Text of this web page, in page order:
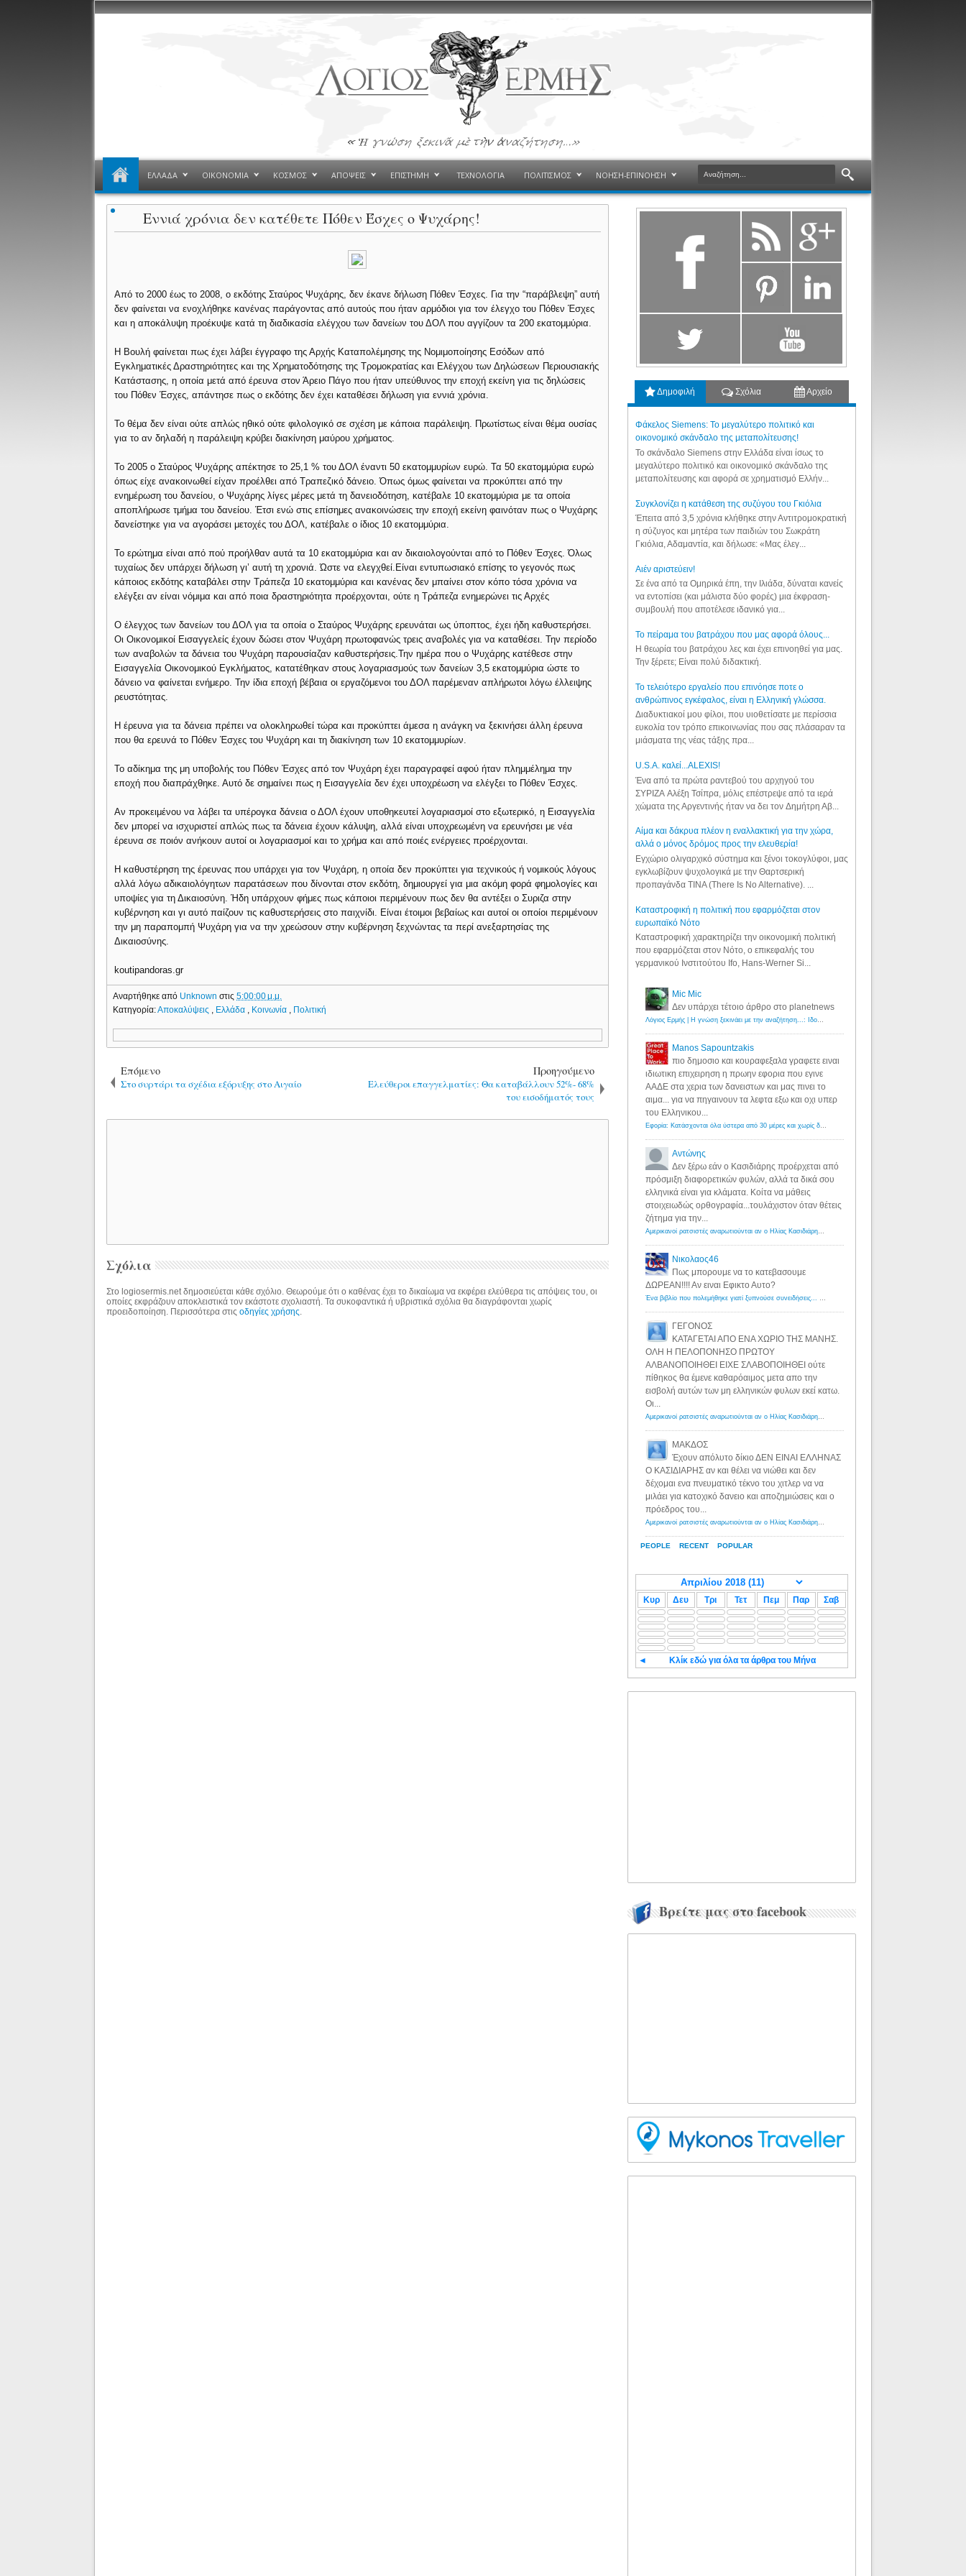
ΕΛΛΑΔΑ ΟΙΚΟΝΟΜΙΑ ΚΟΣΜΟΣ ΑΠΟΨΕΙΣ ΕΠΙΣΤΗΜΗ ΤΕΧΝΟΛΟΓΙΑ ΠΟΛΙΤΙΣΜΟΣ ΝΟΗΣΗ-ΕΠΙΝΟΗΣΗ
Εννιά χρόνια δεν κατέθετε Πόθεν Έσχες ο Ψυχάρης!
Από το 2000 έως το 2008, ο εκδότης Σταύρος Ψυχάρης, δεν έκανε δήλωση Πόθεν Έσχες. Για την “παράβλεψη” αυτή
δεν φαίνεται να ενοχλήθηκε κανένας παράγοντας από αυτούς που ήταν αρμόδιοι για τον έλεγχο του Πόθεν Έσχες
και η αποκάλυψη προέκυψε κατά τη διαδικασία ελέγχου των δανείων του ΔΟΛ που αγγίζουν τα 200 εκατομμύρια.
Η Βουλή φαίνεται πως έχει λάβει έγγραφο της Αρχής Καταπολέμησης της Νομιμοποίησης Εσόδων από
Εγκληματικές Δραστηριότητες και της Χρηματοδότησης της Τρομοκρατίας και Ελέγχου των Δηλώσεων Περιουσιακής
Κατάστασης, η οποία μετά από έρευνα στον Άρειο Πάγο που ήταν υπεύθυνος την εποχή εκείνη για τις δηλώσεις
του Πόθεν Έσχες, απάντησε πως ο εκδότης δεν έχει καταθέσει δήλωση για εννιά χρόνια.
Το θέμα δεν είναι ούτε απλώς ηθικό ούτε φιλολογικό σε σχέση με κάποια παράλειψη. Πρωτίστως είναι θέμα ουσίας
για το αν δηλαδή η παράλειψη κρύβει διακίνηση μαύρου χρήματος.
Το 2005 ο Σταύρος Ψυχάρης απέκτησε το 25,1 % του ΔΟΛ έναντι 50 εκατομμυρίων ευρώ. Τα 50 εκατομμύρια ευρώ
όπως είχε ανακοινωθεί είχαν προέλθει από Τραπεζικό δάνειο. Όπως όμως φαίνεται να προκύπτει από την
ενημέρωση του δανείου, ο Ψυχάρης λίγες μέρες μετά τη δανειοδότηση, κατέβαλε 10 εκατομμύρια με τα οποία
αποπλήρωσε τμήμα του δανείου. Έτσι ενώ στις επίσημες ανακοινώσεις την εποχή εκείνη φαινόταν πως ο Ψυχάρης
δανείστηκε για να αγοράσει μετοχές του ΔΟΛ, κατέβαλε ο ίδιος 10 εκατομμύρια.
Το ερώτημα είναι από πού προήλθαν αυτά τα 10 εκατομμύρια και αν δικαιολογούνται από το Πόθεν Έσχες. Όλως
τυχαίως δεν υπάρχει δήλωση γι’ αυτή τη χρονιά. Ώστε να ελεγχθεί.Είναι εντυπωσιακό επίσης το γεγονός πως
κάποιος εκδότης καταβάλει στην Τράπεζα 10 εκατομμύρια και κανένας δεν μπαίνει στον κόπο τόσα χρόνια να
ελέγξει αν είναι νόμιμα και από ποια δραστηριότητα προέρχονται, ούτε η Τράπεζα ενημερώνει τις Αρχές
Ο έλεγχος των δανείων του ΔΟΛ για τα οποία ο Σταύρος Ψυχάρης ερευνάται ως ύποπτος, έχει ήδη καθυστερήσει.
Οι Οικονομικοί Εισαγγελείς έχουν δώσει στον Ψυχάρη πρωτοφανώς τρεις αναβολές για να καταθέσει. Την περίοδο
των αναβολών τα δάνεια του Ψυχάρη παρουσίαζαν καθυστερήσεις.Την ημέρα που ο Ψυχάρης κατέθεσε στην
Εισαγγελία Οικονομικού Εγκλήματος, κατατέθηκαν στους λογαριασμούς των δανείων 3,5 εκατομμύρια ώστε το
δάνειο να φαίνεται ενήμερο. Την ίδια εποχή βέβαια οι εργαζόμενοι του ΔΟΛ παρέμεναν απλήρωτοι λόγω έλλειψης
ρευστότητας.
Η έρευνα για τα δάνεια πρέπει να ολοκληρωθεί τώρα και προκύπτει άμεσα η ανάγκη να ξεκινήσει άλλη έρευνα
που θα ερευνά το Πόθεν Έσχες του Ψυχάρη και τη διακίνηση των 10 εκατομμυρίων.
Το αδίκημα της μη υποβολής του Πόθεν Έσχες από τον Ψυχάρη έχει παραγραφεί αφού ήταν πλημμέλημα την
εποχή που διαπράχθηκε. Αυτό δε σημαίνει πως η Εισαγγελία δεν έχει υποχρέωση να ελέγξει το Πόθεν Έσχες.
Αν προκειμένου να λάβει τα υπέρογκα δάνεια ο ΔΟΛ έχουν υποθηκευτεί λογαριασμοί στο εξωτερικό, η Εισαγγελία
δεν μπορεί να ισχυριστεί απλώς πως τα δάνεια έχουν κάλυψη, αλλά είναι υποχρεωμένη να ερευνήσει με νέα
έρευνα σε ποιόν ανήκουν αυτοί οι λογαριασμοί και το χρήμα και από ποιές ενέργειες προέρχονται.
Η καθυστέρηση της έρευνας που υπάρχει για τον Ψυχάρη, η οποία δεν προκύπτει για τεχνικούς ή νομικούς λόγους
αλλά λόγω αδικαιολόγητων παρατάσεων που δίνονται στον εκδότη, δημιουργεί για μια ακόμη φορά φημολογίες και
υποψίες για τη Δικαιοσύνη. Ήδη υπάρχουν φήμες πως κάποιοι περιμένουν πως δεν θα αντέξει ο Συριζα στην
κυβέρνηση και γι αυτό παίζουν τις καθυστερήσεις στο παιχνίδι. Είναι έτοιμοι βεβαίως και αυτοί οι οποίοι περιμένουν
την μη παραπομπή Ψυχάρη για να την χρεώσουν στην κυβέρνηση ξεχνώντας τα περί ανεξαρτησίας της
Δικαιοσύνης.
koutipandoras.gr
Αναρτήθηκε από Unknownστις5:00:00 μ.μ.
Κατηγορία:Αποκαλύψεις Ελλάδα Κοινωνία Πολιτική
Επόμενο
Στο συρτάρι τα σχέδια εξόρυξης στο Αιγαίο
Προηγούμενο
Ελεύθεροι επαγγελματίες: Θα καταβάλλουν 52%- 68%
του εισοδήματός τους
Σχόλια
Στο logiosermis.net δημοσιεύεται κάθε σχόλιο. Θεωρούμε ότι ο καθένας έχει το δικαίωμα να εκφέρει ελεύθερα τις απόψεις του, οι
οποίες εκφράζουν αποκλειστικά τον εκάστοτε σχολιαστή. Τα συκοφαντικά ή υβριστικά σχόλια θα διαγράφονται χωρίς
προειδοποίηση. Περισσότερα στιςοδηγίες χρήσης
Δημοφιλή Σχόλια Αρχείο
Φάκελος Siemens: Το μεγαλύτερο πολιτικό και
οικονομικό σκάνδαλο της μεταπολίτευσης!
Το σκάνδαλο Siemens στην Ελλάδα είναι ίσως το
μεγαλύτερο πολιτικό και οικονομικό σκάνδαλο της
μεταπολίτευσης και αφορά σε χρηματισμό Ελλήν...
Συγκλονίζει η κατάθεση της συζύγου του Γκιόλια
Έπειτα από 3,5 χρόνια κλήθηκε στην Αντιτρομοκρατική
η σύζυγος και μητέρα των παιδιών του Σωκράτη
Γκιόλια, Αδαμαντία, και δήλωσε: «Μας έλεγ...
Aιέν αριστεύειν!
Σε ένα από τα Ομηρικά έπη, την Ιλιάδα, δύναται κανείς
να εντοπίσει (και μάλιστα δύο φορές) μια έκφραση-
συμβουλή που αποτέλεσε ιδανικό για...
Το πείραμα του βατράχου που μας αφορά όλους...
Η θεωρία του βατράχου λες και έχει επινοηθεί για μας.
Την ξέρετε; Είναι πολύ διδακτική.
Το τελειότερο εργαλείο που επινόησε ποτε ο
ανθρώπινος εγκέφαλος, είναι η Ελληνική γλώσσα.
Διαδυκτιακοί μου φίλοι, που υιοθετίσατε με περίσσια
ευκολία τον τρόπο επικοινωνίας που σας πλάσαραν τα
μιάσματα της νέας τάξης πρα...
U.S.A. καλεί...ALEXIS!
Ένα από τα πρώτα ραντεβού του αρχηγού του
ΣΥΡΙΖΑ Αλέξη Τσίπρα, μόλις επέστρεψε από τα ιερά
χώματα της Αργεντινής ήταν να δει τον Δημήτρη Αβ...
Αίμα και δάκρυα πλέον η εναλλακτική για την χώρα,
αλλά ο μόνος δρόμος προς την ελευθερία!
Εγχώριο ολιγαρχικό σύστημα και ξένοι τοκογλύφοι, μας
εγκλωβίζουν ψυχολογικά με την Θαρτσερική
προπαγάνδα TINA (There Is No Alternative). ...
Καταστροφική η πολιτική που εφαρμόζεται στον
ευρωπαϊκό Νότο
Καταστροφική χαρακτηρίζει την οικονομική πολιτική
που εφαρμόζεται στον Νότο, ο επικεφαλής του
γερμανικού Ινστιτούτου Ifo, Hans-Werner Si...
PEOPLE RECENT POPULAR
Mic Mic
Δεν υπάρχει τέτοιο άρθρο στο planetnews
Λόγιος Ερμής | Η γνώση ξεκινάει με την αναζήτηση...: Ιδού οι 18 που χρωστούν 11 δις ευρώ!
Manos Sapountzakis
πιο δημοσιο και κουραφεξαλα γραφετε ειναι
ιδιωτικη επιχειρηση η πρωην εφορια που εγινε
ΑΑΔΕ στα χερια των δανειστων και μας πινει το
αιμα... για να πηγαινουν τα λεφτα εξω και οχι υπερ
του Ελληνικου...
Εφορία: Κατάσχονται όλα ύστερα από 30 μέρες και χωρίς δικαστικές αποφάσεις - Λόγιος Ερμής
Αντώνης
Δεν ξέρω εάν ο Κασιδιάρης προέρχεται από
πρόσμιξη διαφορετικών φυλών, αλλά τα δικά σου
ελληνικά είναι για κλάματα. Κοίτα να μάθεις
στοιχειωδώς ορθογραφία...τουλάχιστον όταν θέτεις
ζήτημα για την...
Αμερικανοί ρατσιστές αναρωτιούνται αν ο Ηλίας Κασιδιάρης ανήκει στη λευκή φυλή... - Λόγιος Ερμής
Νικολαος46
Πως μπορουμε να το κατεβασουμε
ΔΩΡΕΑΝ!!!! Αν ειναι Εφικτο Αυτο?
Ένα βιβλίο που πολεμήθηκε γιατί ξυπνούσε συνειδήσεις... - Λόγιος Ερμής | Η γνώση ξεκινάει με την αναζήτηση...
ΓΕΓΟΝΟΣ
ΚΑΤΑΓΕΤΑΙ ΑΠΟ ΕΝΑ ΧΩΡΙΟ ΤΗΣ ΜΑΝΗΣ.
ΟΛΗ Η ΠΕΛΟΠΟΝΗΣΟ ΠΡΩΤΟΥ
ΑΛΒΑΝΟΠΟΙΗΘΕΙ ΕΙΧΕ ΣΛΑΒΟΠΟΙΗΘΕΙ ούτε
πίθηκος θα έμενε καθαρόαιμος μετα απο την
εισβολή αυτών των μη ελληνικών φυλων εκεί κατω.
Οι...
Αμερικανοί ρατσιστές αναρωτιούνται αν ο Ηλίας Κασιδιάρης ανήκει στη λευκή φυλή... - Λόγιος Ερμής
ΜΑΚΔΟΣ
Έχουν απόλυτο δίκιο ΔΕΝ ΕΙΝΑΙ ΕΛΛΗΝΑΣ
Ο ΚΑΣΙΔΙΑΡΗΣ αν και θέλει να νιώθει και δεν
δέχομαι ενα πνευματικό τέκνο του χιτλερ να να
μιλάει για κατοχικό δανειο και αποζημιώσεις και ο
πρόεδρος του...
Αμερικανοί ρατσιστές αναρωτιούνται αν ο Ηλίας Κασιδιάρης ανήκει στη λευκή φυλή... - Λόγιος Ερμής
Κυρ Δευ Τρι Τετ Πεμ Παρ Σαβ
◄ Κλίκ εδώ για όλα τα άρθρα του Μήνα
Βρείτε μας στο facebook